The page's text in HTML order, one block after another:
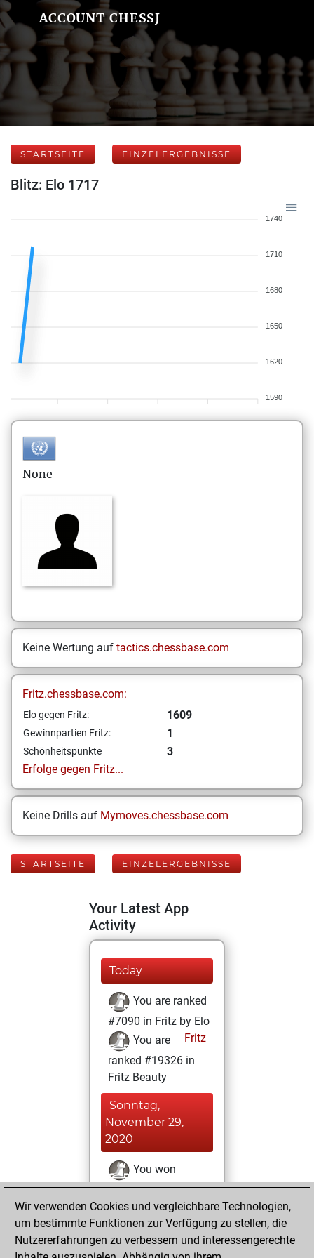
ACCOUNT CHESSJ
STARTSEITE EINZELERGEBNISSE
Blitz: Elo 1717
1740
1710
1680
1650
1620
1590
None
Keine Wertung auf tactics.chessbase.com
Fritz.chessbase.com:
Elo gegen Fritz: 1609
Gewinnpartien Fritz: 1
Schönheitspunkte
3
Erfolge gegen Fritz...
Keine Drills auf Mymoves.chessbase.com
STARTSEITE EINZELERGEBNISSE
Your Latest App
Activity
Today
You are ranked
#7090 in Fritz by Elo
Fritz
You are
ranked #19326 in
Fritz Beauty
Sonntag,
November 29,
2020
You won
against Fritz
Fritz
You achieved a
BeautyScore of 3
You achieved a
Wir verwenden Cookies und vergleichbare Technologien,
um bestimmte Funktionen zur Verfügung zu stellen, die
Nutzererfahrungen zu verbessern und interessengerechte